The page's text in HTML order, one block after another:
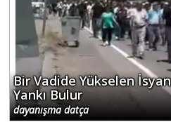
Bir Vadide Yükselen
Yankı Bulur
dayanışma datça